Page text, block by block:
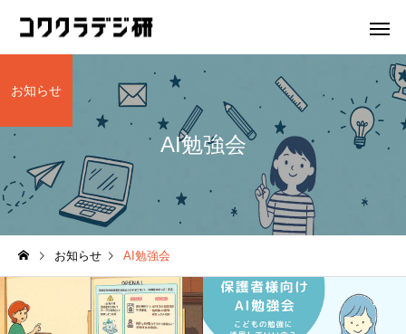
プロクラ Hatch夙
Unityマスターコース 情報I対策
Hatch夙川 for kids
Hatch夙川 for kids 体験会
を実施します！
AI勉強会
【開催レポート】AI勉
基礎編！AIを賢く安全
いこなそう！
AI勉強会
お知らせ
お知らせ AI勉強会